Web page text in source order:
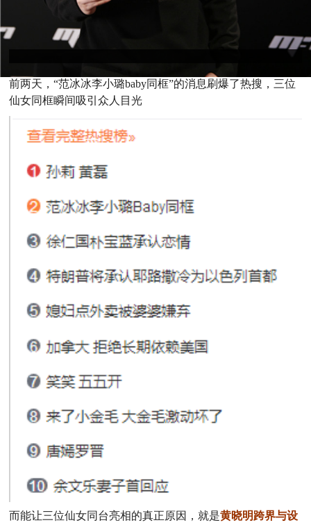
前两天，“范冰冰李小璐baby同框”的消息刷爆了热搜，三位
仙女同框瞬间吸引众人目光
而能让三位仙女同台亮相的真正原因，就是黄晓明跨界与设